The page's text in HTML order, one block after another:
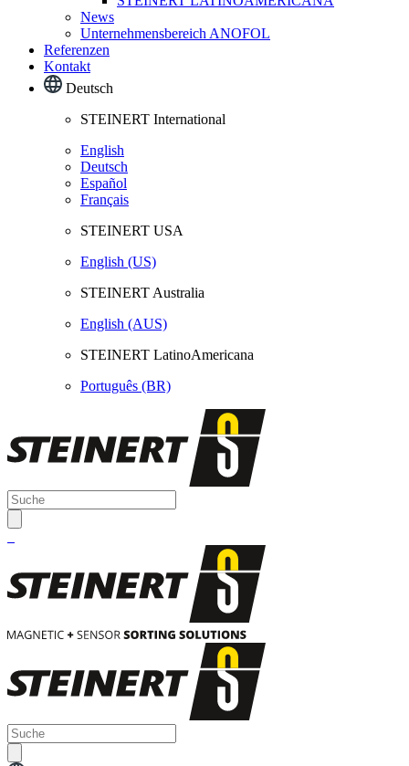
News
Unternehmensbereich ANOFOL
Referenzen
Kontakt
Deutsch
STEINERT International
English
Deutsch
Español
Français
STEINERT USA
English (US)
STEINERT Australia
English (AUS)
STEINERT LatinoAmericana
Português (BR)